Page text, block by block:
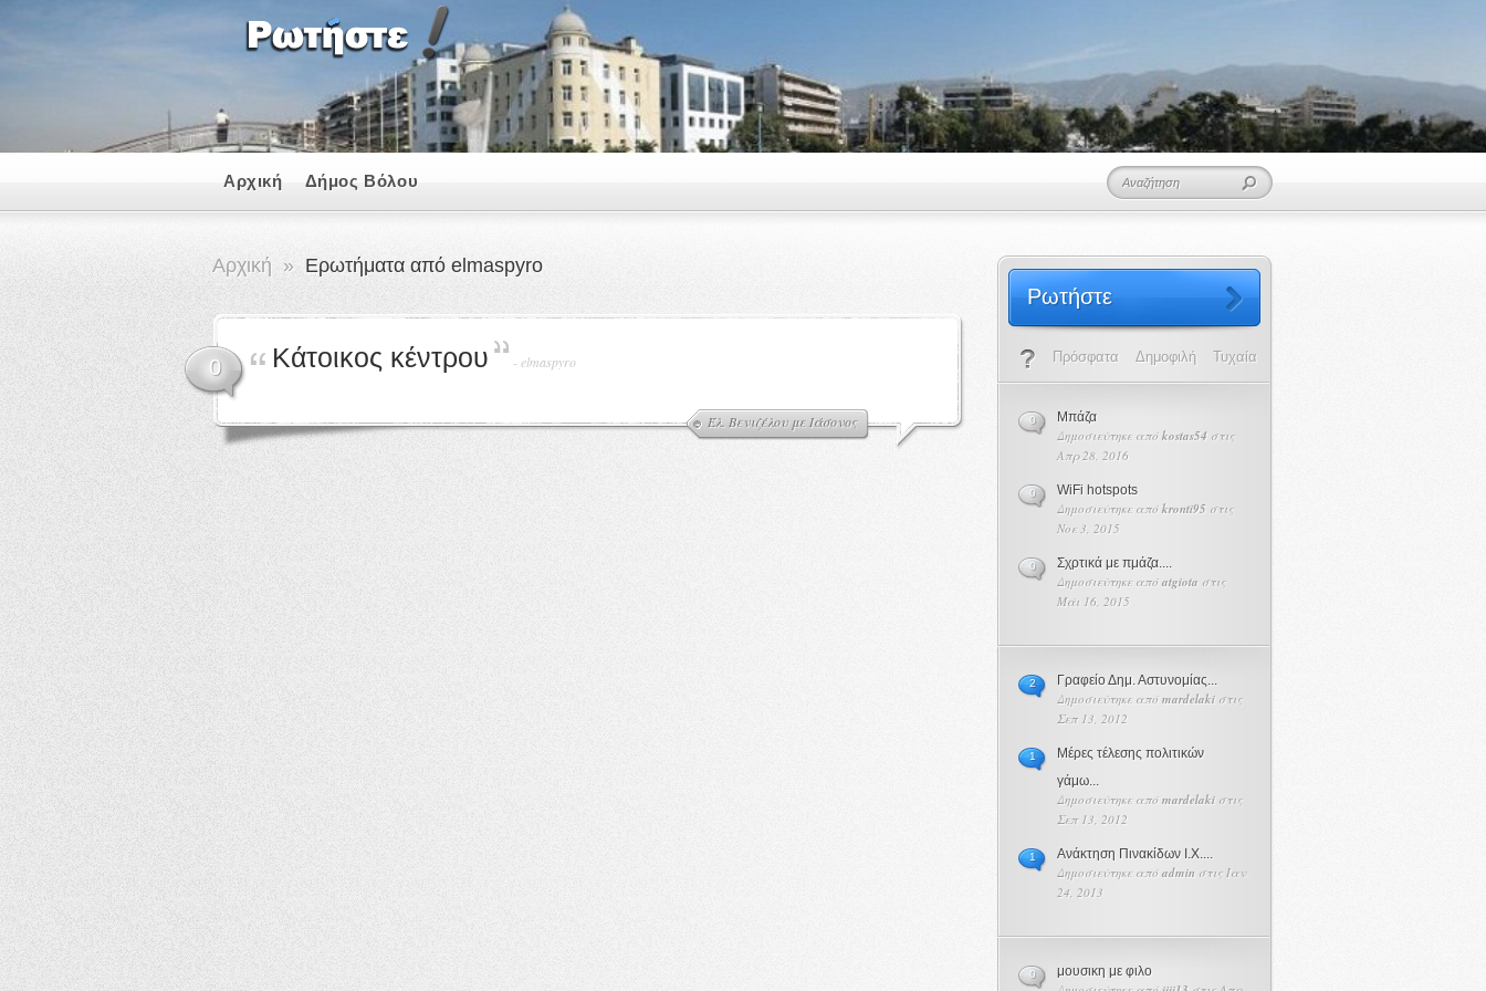
Αρχική Δήμος Βόλου
Αρχική » Ερωτήματα από elmaspyro
0 Κάτοικος κέντρου - elmaspyro
Έλ. Βενιζέλου με Ιάσονος
Ρωτήστε
Πρόσφατα Δημοφιλή Τυχαία
Μπάζα
Δημοσιεύτηκε από kostas54 στις
Απρ 28, 2016
0
WiFi hotspots
Δημοσιεύτηκε από kronti95 στις
Νοε 3, 2015
0
Σχρτικά με πμάζα....
Δημοσιεύτηκε από atgiota στις
Μάι 16, 2015
0
Γραφείο Δημ. Αστυνομίας...
Δημοσιεύτηκε από mardelaki στις
Σεπ 13, 2012
2
Μέρες τέλεσης πολιτικών
γάμω...
Δημοσιεύτηκε από mardelaki στις
Σεπ 13, 2012
1
Ανάκτηση Πινακίδων Ι.Χ....
Δημοσιεύτηκε από admin στις Ιαν
24, 2013
1
μουσικη με φιλο
0